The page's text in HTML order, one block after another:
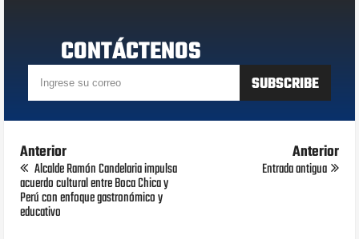
CONTÁCTENOS
Anterior
Alcalde Ramón Candelaria impulsa
acuerdo cultural entre Boca Chica y
Perú con enfoque gastronómico y
educativo
Anterior
Entrada antigua